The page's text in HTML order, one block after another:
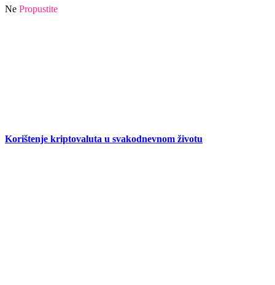
Ne Propustite
Korištenje kriptovaluta u svakodnevnom životu